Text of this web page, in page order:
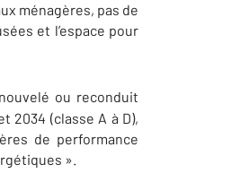
ménagères, pas de
et l’espace pour
ou reconduit
2034 (classe A à D),
de performance
».